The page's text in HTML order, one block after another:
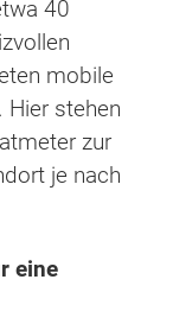
40
mobile
Hier stehen
zur
je nach
eine